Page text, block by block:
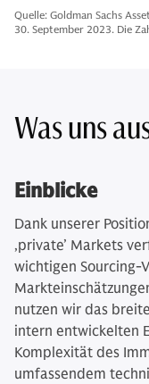
Quelle: Goldman Sachs
30. September 2023. Die
Was uns
Einblicke
Dank unserer
‚private’ Markets
wichtigen Sourcing-
nutzen wir das
intern entwickelten
Komplexität des
umfassendem